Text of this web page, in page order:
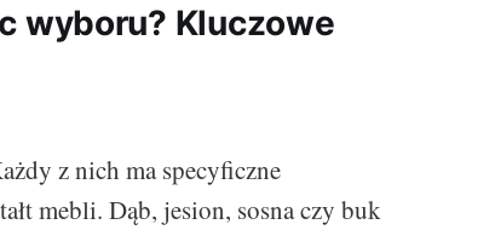
wyboru? Kluczowe
z nich ma specyficzne
mebli. Dąb, jesion, sosna czy buk